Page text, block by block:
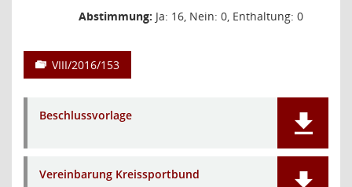
Abstimmung: Ja: 16, Nein: 0, Enthaltung: 0
VIII/2016/153
Beschlussvorlage
Vereinbarung Kreissportbund